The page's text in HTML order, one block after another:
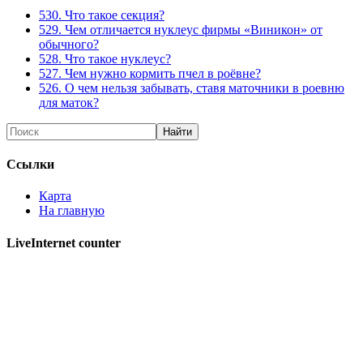
530. Что такое секция?
529. Чем отличается нуклеус фирмы «Виникон» от
обычного?
528. Что такое нуклеус?
527. Чем нужно кормить пчел в роёвне?
526. О чем нельзя забывать, ставя маточники в роевню
для маток?
Ссылки
Карта
На главную
LiveInternet counter